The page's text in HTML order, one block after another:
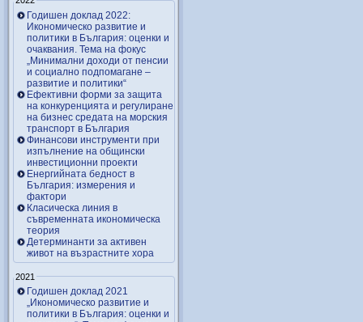
Годишен доклад 2022:
Икономическо развитие и
политики в България: оценки и
очаквания. Тема на фокус
„Минимални доходи от пенсии
и социално подпомагане –
развитие и политики“
Ефективни форми за защита
на конкуренцията и регулиране
на бизнес средата на морския
транспорт в България
Финансови инструменти при
изпълнение на общински
инвестиционни проекти
Енергийната бедност в
България: измерения и
фактори
Класическа линия в
съвременната икономическа
теория
Детерминанти за активен
живот на възрастните хора
2021
Годишен доклад 2021
„Икономическо развитие и
политики в България: оценки и